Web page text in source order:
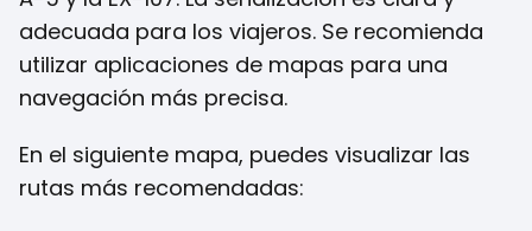
adecuada para los viajeros. Se recomienda
utilizar aplicaciones de mapas para una
navegación más precisa.
En el siguiente mapa, puedes visualizar las
rutas más recomendadas: